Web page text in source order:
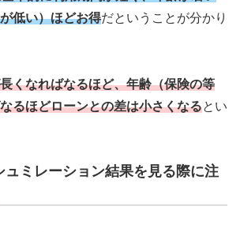
低い）ほどお得だということが分かり
くなればなるほど、年齢（保険の等
るほどローンとの差は小さくなるとい
ュミレーション結果を見る際に注